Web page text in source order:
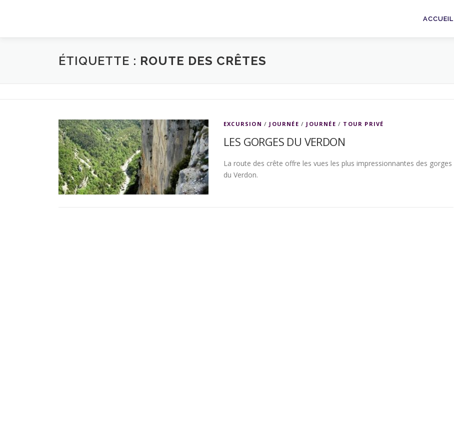
ACCUEIL
ÉTIQUETTE : ROUTE DES CRÊTES
EXCURSION / JOURNÉE / JOURNÉE / TOUR PRIVÉ
LES GORGES DU VERDON
La route des crête offre les vues les plus impressionnantes des gorges
du Verdon.